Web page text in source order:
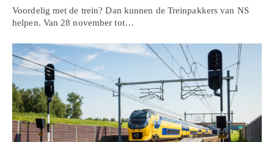
Voordelig met de trein? Dan kunnen de Treinpakkers van NS
helpen. Van 28 november tot…